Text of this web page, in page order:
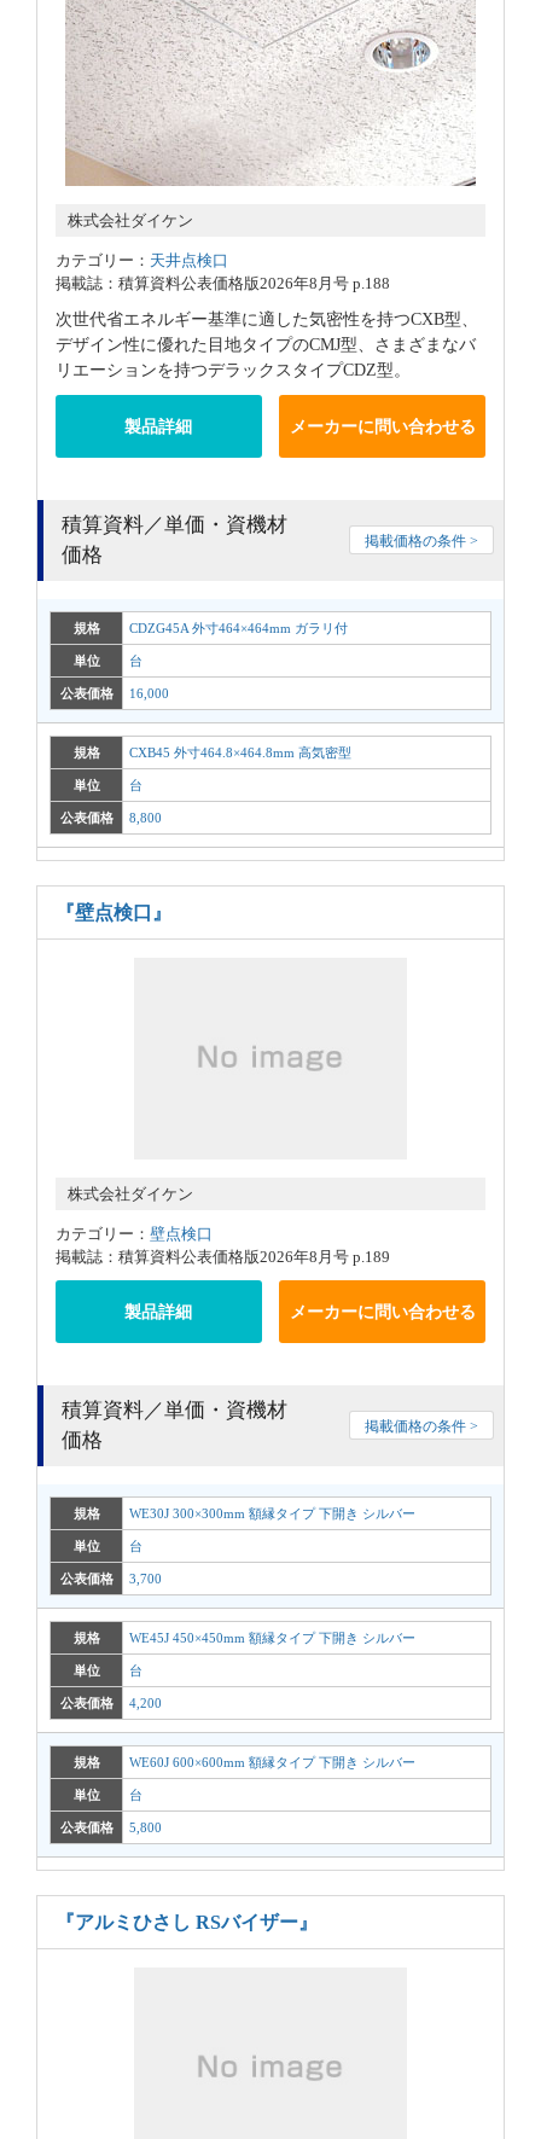
株式会社ダイケン
カテゴリー： 天井点検口
掲載誌：積算資料公表価格版2026年8月号 p.188
次世代省エネルギー基準に適した気密性を持つCXB型、
デザイン性に優れた目地タイプのCMJ型、さまざまなバ
リエーションを持つデラックスタイプCDZ型。
製品詳細 メーカーに問い合わせる
積算資料／単価・資機材
価格
掲載価格の条件 >
規格 CDZG45A 外寸464×464mm ガラリ付
単位 台
公表価格 16,000
規格 CXB45 外寸464.8×464.8mm 高気密型
単位 台
公表価格 8,800
『壁点検口』
株式会社ダイケン
カテゴリー： 壁点検口
掲載誌：積算資料公表価格版2026年8月号 p.189
製品詳細 メーカーに問い合わせる
積算資料／単価・資機材
価格
掲載価格の条件 >
規格 WE30J 300×300mm 額縁タイプ 下開き シルバー
単位 台
公表価格 3,700
規格 WE45J 450×450mm 額縁タイプ 下開き シルバー
単位 台
公表価格 4,200
規格 WE60J 600×600mm 額縁タイプ 下開き シルバー
単位 台
公表価格 5,800
『アルミひさし RSバイザー』